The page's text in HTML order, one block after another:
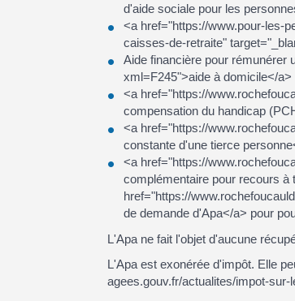
d'aide sociale pour les
<a href="https://www.pour-les-
caisses-de-retraite"
Aide financière pour rémunérer
xml=F245">aide à domicile</a>
<a href="https://
compensation du handicap
<a href="https://
constante d'une tierce
<a href="https://
complémentaire pour recours à
href="https://
de demande d'Apa</a> pour
L'Apa ne fait l'objet d'aucune
L'Apa est exonérée d'impôt. Elle
agees.gouv.fr/actualites/impot-